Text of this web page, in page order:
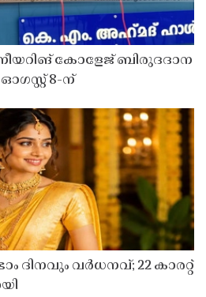
കോളേജ് ബിരുദദാന
8-ന്
ദിനവും വർധനവ്; 22 കാരറ്റ്